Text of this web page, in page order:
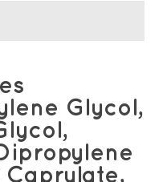
Glycol,
Caprylate,